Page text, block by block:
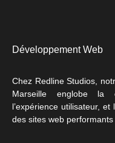
Développement Web
Chez Redline Studios,
Marseille englobe la
l’expérience utilisateur,
des sites web performants